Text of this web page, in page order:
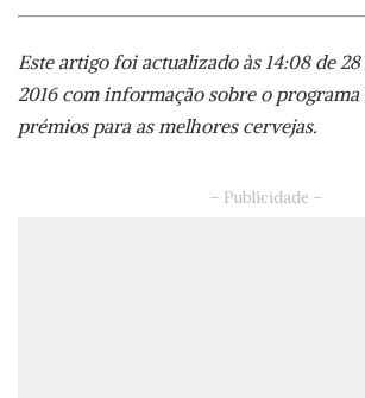
Este artigo foi actualizado às 14:08 de
2016 com informação sobre o programa
prémios para as melhores cervejas.
– Publicidade –